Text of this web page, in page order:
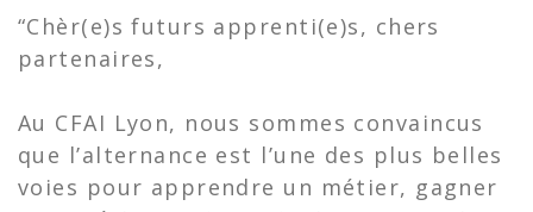
“Chèr(e)s futurs apprenti(e)s, chers
partenaires,
Au CFAI Lyon, nous sommes convaincus
que l’alternance est l’une des plus belles
voies pour apprendre un métier, gagner